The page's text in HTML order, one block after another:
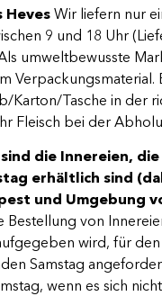
Heves Wir liefern nur
9 und 18 Uhr
umweltbewusste
Verpackungsmaterial.
Karton/Tasche in der
Fleisch bei der
die Innereien,
erhältlich sind
und Umgebung
Bestellung von
wird, für
Samstag
wenn es sich